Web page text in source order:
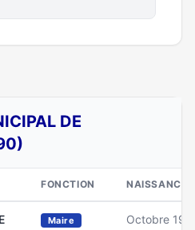
DE
FONCTION NAISSANCE
Maire Octobre